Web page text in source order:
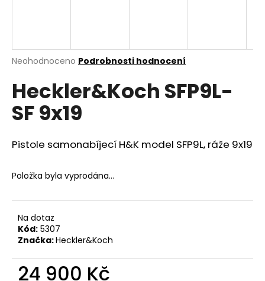
Průměrné
produktu
je
0,0
z
hvězdiček.
Neohodnoceno Podrobnosti hodnocení
Heckler&Koch SFP9L-
SF 9x19
Pistole samonabíjecí H&K model SFP9L, ráže 9x19
Položka byla vyprodána…
Na dotaz
Kód: 5307
Značka:Heckler&Koch
24 900 Kč
í
t
o
p
o
u